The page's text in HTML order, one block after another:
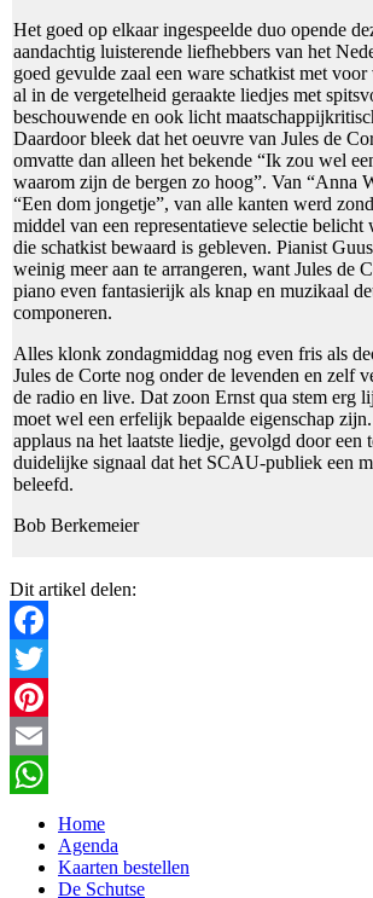
Het goed op elkaar ingespeelde duo opende
aandachtig luisterende liefhebbers van het
goed gevulde zaal een ware schatkist met
al in de vergetelheid geraakte liedjes met
beschouwende en ook licht
Daardoor bleek dat het oeuvre van Jules de
omvatte dan alleen het bekende “Ik zou wel
waarom zijn de bergen zo hoog”. Van “Anna
“Een dom jongetje”, van alle kanten werd
middel van een representatieve selectie belicht
die schatkist bewaard is gebleven. Pianist
weinig meer aan te arrangeren, want Jules de
piano even fantasierijk als knap en muzikaal
componeren.
Alles klonk zondagmiddag nog even fris als
Jules de Corte nog onder de levenden en zelf
de radio en live. Dat zoon Ernst qua stem erg
moet wel een erfelijk bepaalde eigenschap
applaus na het laatste liedje, gevolgd door een
duidelijke signaal dat het SCAU-publiek een
beleefd.
Bob Berkemeier
Dit artikel delen:
Facebook
Twitter
Pinterest
Email
WhatsApp
Home
Agenda
Kaarten bestellen
De Schutse